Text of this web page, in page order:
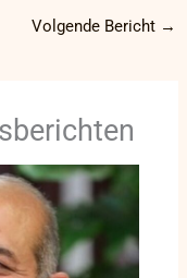
Volgende Bericht →